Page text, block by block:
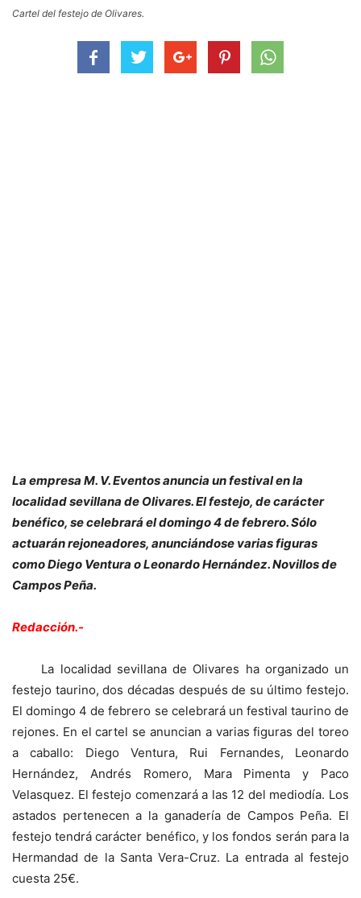
Cartel del festejo de Olivares.
La empresa M. V. Eventos anuncia un festival en la
localidad sevillana de Olivares. El festejo, de carácter
benéfico, se celebrará el domingo 4 de febrero. Sólo
actuarán rejoneadores, anunciándose varias figuras
como Diego Ventura o Leonardo Hernández. Novillos de
Campos Peña.
Redacción.-
La localidad sevillana de Olivares ha organizado un
festejo taurino, dos décadas después de su último festejo.
El domingo 4 de febrero se celebrará un festival taurino de
rejones. En el cartel se anuncian a varias figuras del toreo
a caballo: Diego Ventura, Rui Fernandes, Leonardo
Hernández, Andrés Romero, Mara Pimenta y Paco
Velasquez. El festejo comenzará a las 12 del mediodía. Los
astados pertenecen a la ganadería de Campos Peña. El
festejo tendrá carácter benéfico, y los fondos serán para la
Hermandad de la Santa Vera-Cruz. La entrada al festejo
cuesta 25€.